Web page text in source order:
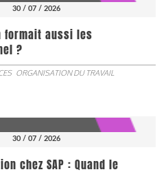
30 / 07 / 2026
formait aussi les
?
ORGANISATION DU TRAVAIL
30 / 07 / 2026
chez SAP : Quand le